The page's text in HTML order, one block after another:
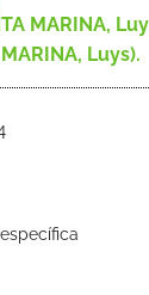
MARINA,
Luys).